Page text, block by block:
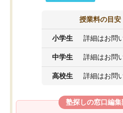
授業料の目安
小学生 詳細はお問
中学生 詳細はお問
高校生 詳細はお問
塾探しの窓口編